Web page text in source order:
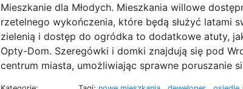
Mieszkanie dla Młodych. Mieszkania willowe
rzetelnego wykończenia, które będą służyć latami
zielenią i dostęp do ogródka to dodatkowe atuty,
Opty-Dom. Szeregówki i domki znajdują się pod
centrum miasta, umożliwiając sprawne poruszanie